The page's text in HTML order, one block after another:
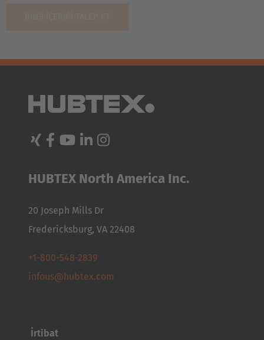
HUBTEX North America Inc.
20 Joseph Mills Dr
Fredericksburg, VA 22408
+1-800-548-2839
infous@hubtex.com
İrtibat